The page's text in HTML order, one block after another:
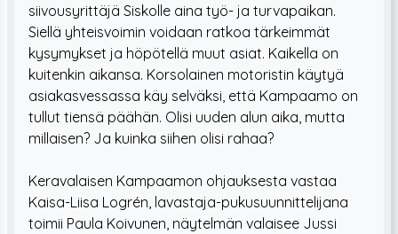
siivousyrittäjä Siskolle aina työ- ja turvapaikan.
Siellä yhteisvoimin voidaan ratkoa tärkeimmät
kysymykset ja höpötellä muut asiat. Kaikella on
kuitenkin aikansa. Korsolainen motoristin käytyä
asiakasvessassa käy selväksi, että Kampaamo on
tullut tiensä päähän. Olisi uuden alun aika, mutta
millaisen? Ja kuinka siihen olisi rahaa?
Keravalaisen Kampaamon ohjauksesta vastaa
Kaisa-Liisa Logrén, lavastaja-pukusuunnittelijana
toimii Paula Koivunen, näytelmän valaisee Jussi